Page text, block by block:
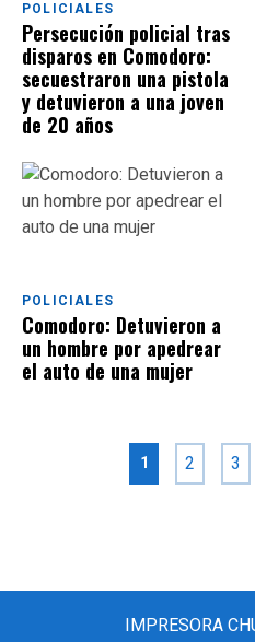
POLICIALES
Persecución policial tras
disparos en Comodoro:
secuestraron una pistola
y detuvieron a una joven
de 20 años
POLICIALES
Comodoro: Detuvieron a
un hombre por apedrear
el auto de una mujer
1 2 3
IMPRESORA